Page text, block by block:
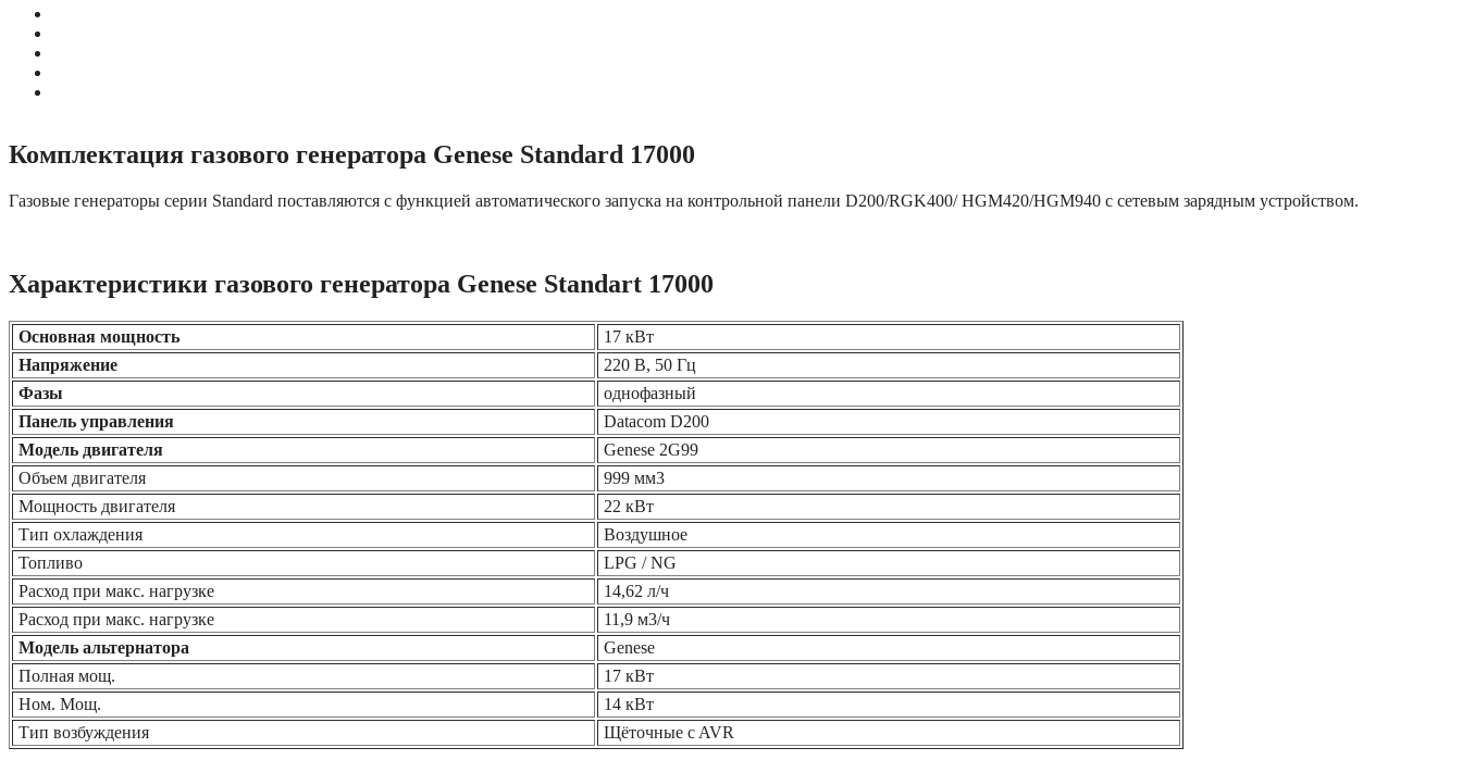
Комплектация газового генератора Genese Standard 17000
Газовые генераторы серии Standard поставляютcя с функцией автоматического запуска на контрольной панели D200/RGK400/ HGM420/HGM940 с сетевым зарядным устройством.
Характеристики газового генератора Genese Standart 17000
Основная мощность
17 кВт
Напряжение
220 В, 50 Гц
Фазы
однофазный
Панель управления
Datacom D200
Модель двигателя
Genese 2G99
Объем двигателя
999 мм3
Мощность двигателя
22 кВт
Тип охлаждения
Воздушное
Топливо
LPG / NG
Расход при макс. нагрузке
14,62 л/ч
Расход при макс. нагрузке
11,9 м3/ч
Модель альтернатора
Genese
Полная мощ.
17 кВт
Ном. Мощ.
14 кВт
Тип возбуждения
Щёточные c AVR